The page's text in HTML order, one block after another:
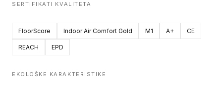
SERTIFIKATI KVALITETA
FloorScore Indoor Air Comfort Gold M1 A+ CE
REACH EPD
EKOLOŠKE KARAKTERISTIKE